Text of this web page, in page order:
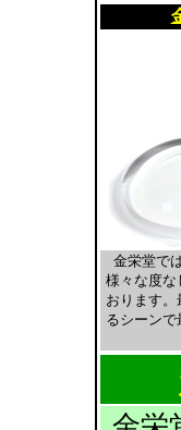
金栄堂で
様々な度な
おります
るシーンで